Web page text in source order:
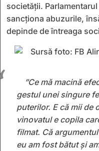
societății.
sancționa abuzurile,
depinde de întreaga
”Ce mă macină
gestul unei singure
puterilor. E că mii de
vinovatul e copila
filmat. Că
eu am fost bătut și